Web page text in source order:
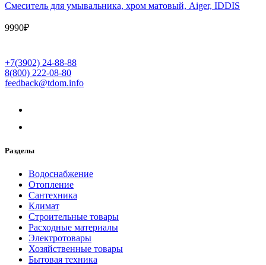
Cмеситель для умывальника, хром матовый, Aiger, IDDIS
9990₽
+7(3902) 24-88-88
8(800) 222-08-80
feedback@tdom.info
Разделы
Водоснабжение
Отопление
Сантехника
Климат
Строительные товары
Расходные материалы
Электротовары
Хозяйственные товары
Бытовая техника